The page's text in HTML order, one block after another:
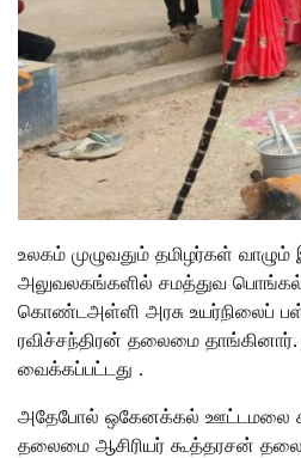
உலகம் முழுவதும் தமிழர்கள்
அலுவலகங்களில் சமத்துவ பொங்கல்
கொண்டஅள்ளி அரசு உயர்நிலைப்
ரவிச்சந்திரன் தலைமை
வைக்கப்பட்டது .
அதேபோல் ஒகேனக்கல் ஊட்டமலை
தலைமை ஆசிரியர் கூத்தரசன்